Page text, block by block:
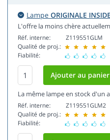
Lampe ORIGINALE INSIDE
L'offre la moins chère
Réf. interne:
Qualité de proj.:
Fiabilité:
Z119551GLM
La même lampe en stock d'un
Réf. interne:
Qualité de proj.:
Fiabilité:
Z119551GLM2